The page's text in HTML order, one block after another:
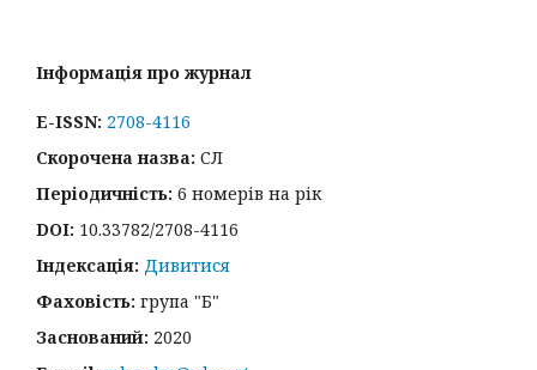
Інформація про журнал
E-ISSN: 2708-4116
Скорочена назва: СЛ
Періодичність: 6 номерів на рік
DOI: 10.33782/2708-4116
Індексація: Дивитися
Фаховість: група "Б"
Заснований: 2020